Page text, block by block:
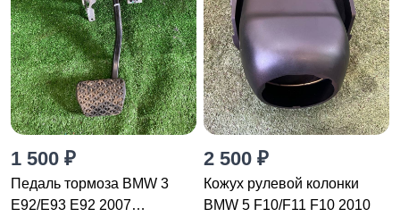
1 500 ₽
Педаль тормоза BMW 3
E92/E93 E92 2007
2 500 ₽
Кожух рулевой колонки
BMW 5 F10/F11 F10 2010